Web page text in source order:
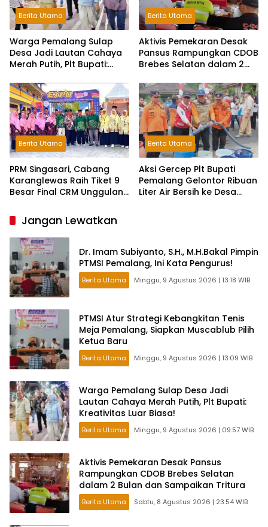
Berita Utama
Warga Pemalang Sulap
Desa Jadi Lautan Cahaya
Merah Putih, Plt Bupati:
Berita Utama
Aktivis Pemekaran Desak
Pansus Rampungkan CDOB
Brebes Selatan dalam 2
Tritura
Berita Utama
PRM Singasari, Cabang
Karanglewas Raih Tiket 9
Besar Final CRM Unggulan
Berita Utama
Aksi Gercep Plt Bupati
Pemalang Gelontor Ribuan
Liter Air Bersih ke Desa
Jangan Lewatkan
Dr. Imam Subiyanto, S.H., M.H.Bakal Pimpin
PTMSI Pemalang, Ini Kata Pengurus!
Berita Utama Minggu, 9 Agustus 2026 | 13:18 WIB
PTMSI Atur Strategi Kebangkitan Tenis
Meja Pemalang, Siapkan Muscablub Pilih
Ketua Baru
Berita Utama Minggu, 9 Agustus 2026 | 13:09 WIB
Warga Pemalang Sulap Desa Jadi
Lautan Cahaya Merah Putih, Plt Bupati:
Kreativitas Luar Biasa!
Berita Utama Minggu, 9 Agustus 2026 | 09:57 WIB
Aktivis Pemekaran Desak Pansus
Rampungkan CDOB Brebes Selatan
dalam 2 Bulan dan Sampaikan Tritura
Berita Utama Sabtu, 8 Agustus 2026 | 23:54 WIB